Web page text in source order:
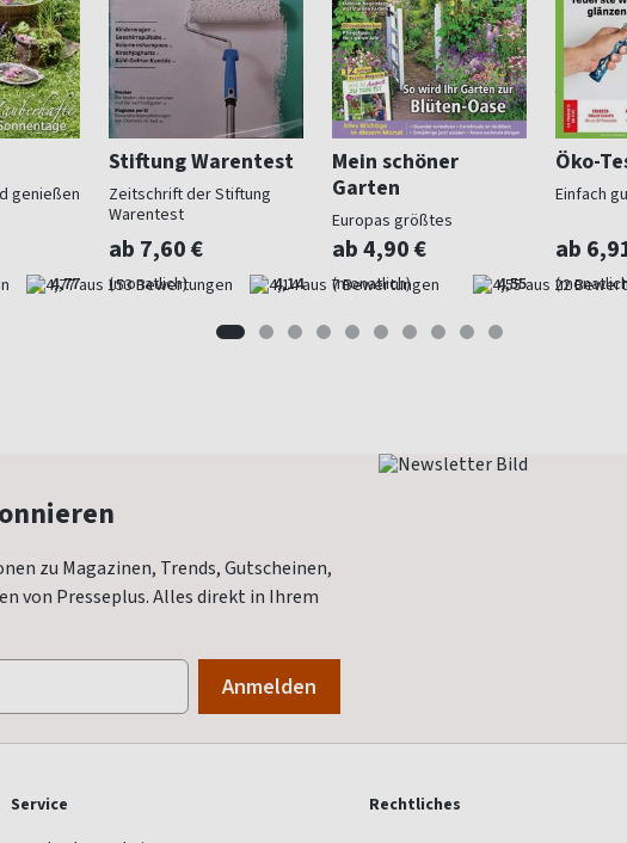
genießen
4,77
Stiftung Warentest
Zeitschrift der Stiftung
Warentest
ab 7,60 €
(monatlich) 4,14
Mein schöner
Garten
Europas größtes
Gartenmagazin
ab 4,90 €
(monatlich) 4,55
Öko-
Einfach
ab
zu Magazinen, Trends, Gutscheinen,
von Presseplus. Alles direkt in Ihrem
Service
Rechtliches